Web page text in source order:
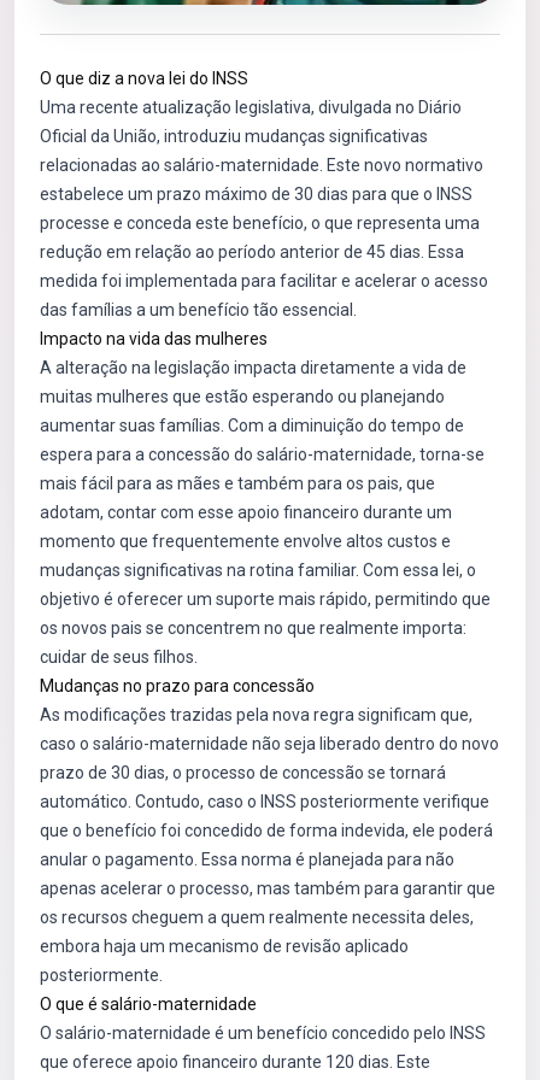
O que diz a nova lei do INSS
Uma recente atualização legislativa, divulgada no Diário
Oficial da União, introduziu mudanças significativas
relacionadas ao salário-maternidade. Este novo normativo
estabelece um prazo máximo de 30 dias para que o INSS
processe e conceda este benefício, o que representa uma
redução em relação ao período anterior de 45 dias. Essa
medida foi implementada para facilitar e acelerar o acesso
das famílias a um benefício tão essencial.
Impacto na vida das mulheres
A alteração na legislação impacta diretamente a vida de
muitas mulheres que estão esperando ou planejando
aumentar suas famílias. Com a diminuição do tempo de
espera para a concessão do salário-maternidade, torna-se
mais fácil para as mães e também para os pais, que
adotam, contar com esse apoio financeiro durante um
momento que frequentemente envolve altos custos e
mudanças significativas na rotina familiar. Com essa lei, o
objetivo é oferecer um suporte mais rápido, permitindo que
os novos pais se concentrem no que realmente importa:
cuidar de seus filhos.
Mudanças no prazo para concessão
As modificações trazidas pela nova regra significam que,
caso o salário-maternidade não seja liberado dentro do novo
prazo de 30 dias, o processo de concessão se tornará
automático. Contudo, caso o INSS posteriormente verifique
que o benefício foi concedido de forma indevida, ele poderá
anular o pagamento. Essa norma é planejada para não
apenas acelerar o processo, mas também para garantir que
os recursos cheguem a quem realmente necessita deles,
embora haja um mecanismo de revisão aplicado
posteriormente.
O que é salário-maternidade
O salário-maternidade é um benefício concedido pelo INSS
que oferece apoio financeiro durante 120 dias. Este